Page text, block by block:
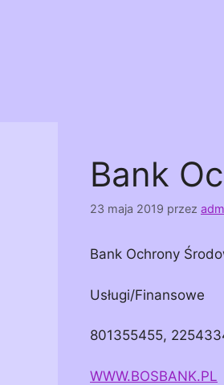
Bank
23 maja 2019 przez
Bank Ochrony
Usługi/Finansowe
801355455,
WWW.BOSBANK.PL